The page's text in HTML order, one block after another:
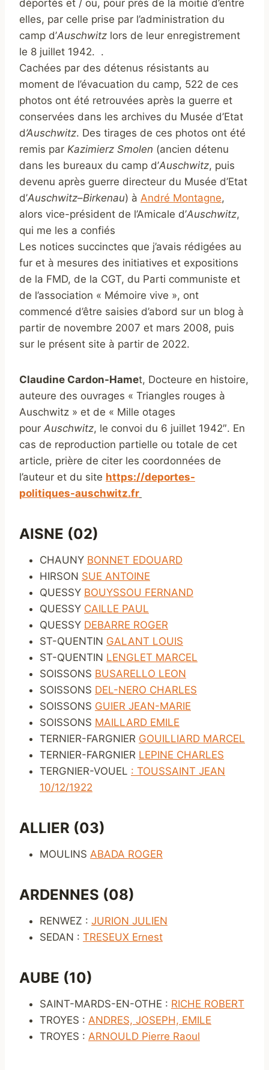
déportés et / ou, pour près de la moitié d’entre
elles, par celle prise par l’administration du
camp d’Auschwitz lors de leur enregistrement
le 8 juillet 1942. .
Cachées par des détenus résistants au
moment de l’évacuation du camp, 522 de ces
photos ont été retrouvées après la guerre et
conservées dans les archives du Musée d’Etat
d’Auschwitz. Des tirages de ces photos ont été
remis par Kazimierz Smolen (ancien détenu
dans les bureaux du camp d’Auschwitz, puis
devenu après guerre directeur du Musée d’Etat
d’Auschwitz–Birkenau) à André Montagne,
alors vice-président de l’Amicale d’Auschwitz,
qui me les a confiés
Les notices succinctes que j’avais rédigées au
fur et à mesures des initiatives et expositions
de la FMD, de la CGT, du Parti communiste et
de l’association « Mémoire vive », ont
commencé d’être saisies d’abord sur un blog à
partir de novembre 2007 et mars 2008, puis
sur le présent site à partir de 2022.
Claudine Cardon-Hamet, Docteure en histoire,
auteure des ouvrages « Triangles rouges à
Auschwitz » et de « Mille otages
pour Auschwitz, le convoi du 6 juillet 1942″. En
cas de reproduction partielle ou totale de cet
article, prière de citer les coordonnées de
l’auteur et du site https://deportes-
politiques-auschwitz.fr
AISNE (02)
CHAUNY BONNET EDOUARD
HIRSON SUE ANTOINE
QUESSY BOUYSSOU FERNAND
QUESSY CAILLE PAUL
QUESSY DEBARRE ROGER
ST-QUENTIN GALANT LOUIS
ST-QUENTIN LENGLET MARCEL
SOISSONS BUSARELLO LEON
SOISSONS DEL-NERO CHARLES
SOISSONS GUIER JEAN-MARIE
SOISSONS MAILLARD EMILE
TERNIER-FARGNIER GOUILLIARD MARCEL
TERNIER-FARGNIER LEPINE CHARLES
TERGNIER-VOUEL : TOUSSAINT JEAN
10/12/1922
ALLIER (03)
MOULINS ABADA ROGER
ARDENNES (08)
RENWEZ : JURION JULIEN
SEDAN : TRESEUX Ernest
AUBE (10)
SAINT-MARDS-EN-OTHE : RICHE ROBERT
TROYES : ANDRES, JOSEPH, EMILE
TROYES : ARNOULD Pierre Raoul